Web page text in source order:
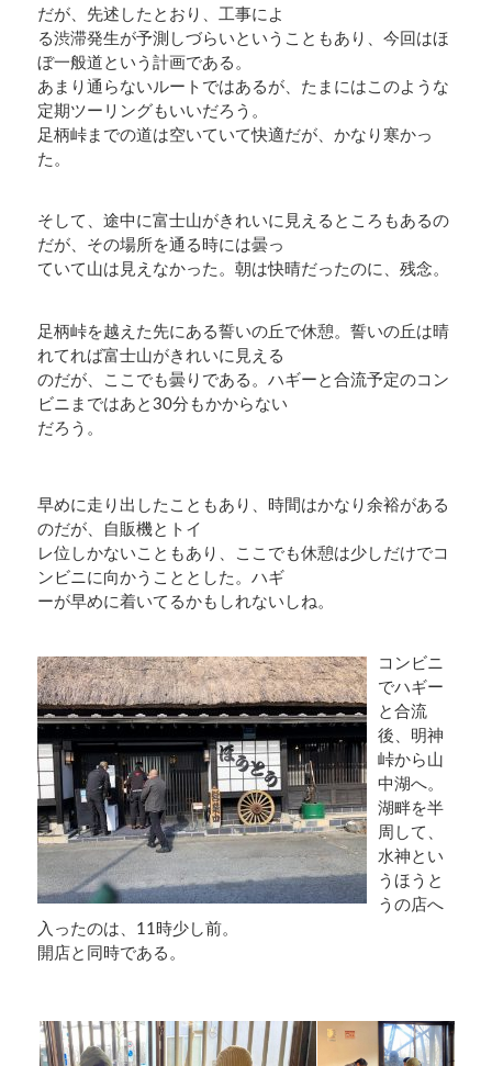
だが、先述したとおり、工事によ
る渋滞発生が予測しづらいということもあり、今回はほ
ぼ一般道という計画である。
あまり通らないルートではあるが、たまにはこのような
定期ツーリングもいいだろう。
足柄峠までの道は空いていて快適だが、かなり寒かっ
た。
そして、途中に富士山がきれいに見えるところもあるの
だが、その場所を通る時には曇っ
ていて山は見えなかった。朝は快晴だったのに、残念。
足柄峠を越えた先にある誓いの丘で休憩。誓いの丘は晴
れてれば富士山がきれいに見える
のだが、ここでも曇りである。ハギーと合流予定のコン
ビニまではあと30分もかからない
だろう。
早めに走り出したこともあり、時間はかなり余裕がある
のだが、自販機とトイ
レ位しかないこともあり、ここでも休憩は少しだけでコ
ンビニに向かうこととした。ハギ
ーが早めに着いてるかもしれないしね。
コンビニ
でハギー
と合流
後、明神
峠から山
中湖へ。
湖畔を半
周して、
水神とい
うほうと
うの店へ
入ったのは、11時少し前。
開店と同時である。